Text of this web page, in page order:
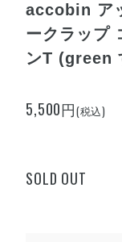
accobin ア
ークラップ
ンT (green
5,500円(税込)
SOLD OUT